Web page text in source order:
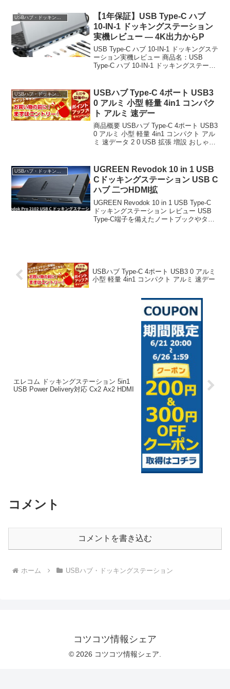
【1年保証】USB Type-C ハブ
10-IN-1 ドッキングステーション
実機レビュー — 4K出力からP
USB Type-C ハブ 10-IN-1 ドッキングステ
ーション実機レビュー 商品名：USB
Type-C ハブ 10-IN-1 ドッキングステーシ
USBハブ・ドッキングステーション
USBハブ Type-C 4ポート USB3
0 アルミ 小型 軽量 4in1 コンパク
ト アルミ 速デー
商品概要 USBハブ Type-C 4ポート USB3
0 アルミ 小型 軽量 4in1 コンパクト アル
ミ 速データ 2 0 USB 拡張 増設 おしゃれ
UGREEN Revodok 10 in 1 USB
Cドッキングステーション USB C
ハブ 二つHDMI拡
UGREEN Revodok 10 in 1 USB Type-C
ドッキングステーション レビュー USB
Type-C端子を備えたノートブックやタブ
USBハブ Type-C 4ポート USB3 0 アルミ
小型 軽量 4in1 コンパクト アルミ 速デー
エレコム ドッキングステーション 5in1
USB Power Delivery対応 Cx2 Ax2 HDMI
コメント
コメントを書き込む
ホーム USBハブ・ドッキングステーション
コツコツ情報シェア
© 2026 コツコツ情報シェア.